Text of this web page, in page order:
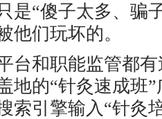
是“傻子太多、骗
他们玩坏的。
和职能监管都有
地的“针灸速成班
索引擎输入“针灸